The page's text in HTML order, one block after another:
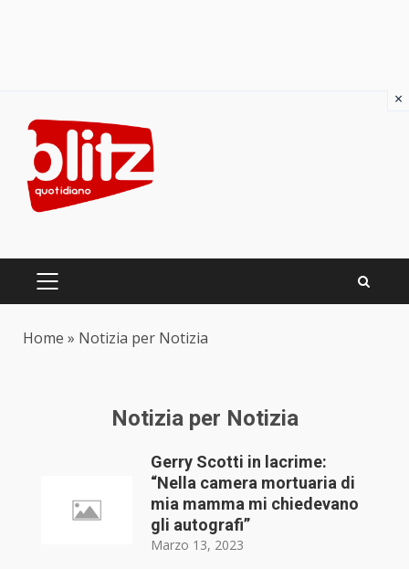
content
PRIMARY
Home » Notizia per Notizia
Notizia per Notizia
Gerry Scotti in lacrime:
“Nella camera mortuaria di
mia mamma mi chiedevano
gli autografi”
Marzo 13, 2023
×